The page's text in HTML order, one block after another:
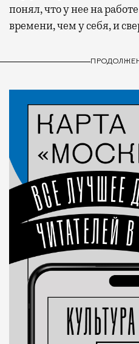
понял, что у нее на
времени, чем у себя, и